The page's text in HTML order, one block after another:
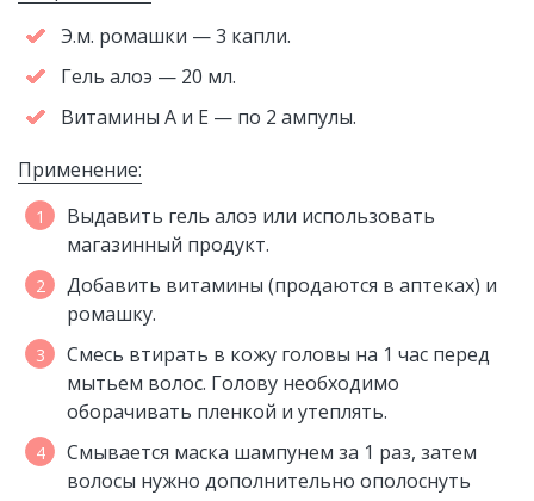
Э.м. ромашки — 3 капли.
Гель алоэ — 20 мл.
Витамины А и Е — по 2 ампулы.
Применение:
Выдавить гель алоэ или использовать
магазинный продукт.
Добавить витамины (продаются в аптеках) и
ромашку.
Смесь втирать в кожу головы на 1 час перед
мытьем волос. Голову необходимо
оборачивать пленкой и утеплять.
Смывается маска шампунем за 1 раз, затем
волосы нужно дополнительно ополоснуть